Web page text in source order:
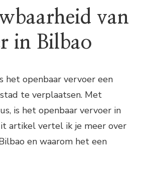
van
in Bilbao
het openbaar vervoer een
te verplaatsen. Met
is het openbaar vervoer in
artikel vertel ik je meer over
en waarom het een